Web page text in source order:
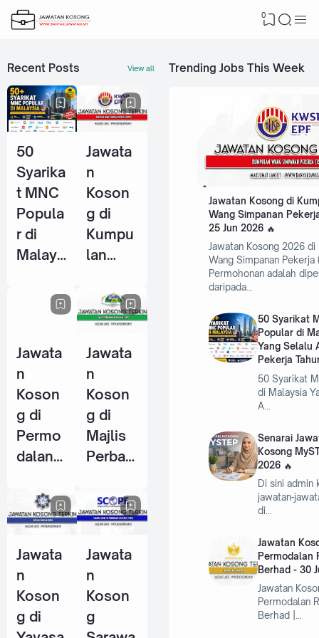
0
Recent Posts View all
50
Syarika
t MNC
Popula
r di
Malays
Selalu
Ambil
Tahun
2026
Jawata
n
Koson
g di
Kumpu
lan
Simpan
an
(KWSP)
- 25
Jun
2026
Jawata
n
Koson
g di
Permo
dalan
Berhad
- 30
2026
Jawata
n
Koson
g di
Majlis
Perban
Kemam
an
4 Jun
2026
Jawata
n
Koson
g di
Jawata
n
Koson
g
Trending Jobs This Week
Jawatan Kosong di
Wang Simpanan
25 Jun 2026
Jawatan Kosong 2026 di
Wang Simpanan Pekerja
Permohonan adalah
daripada…
50 Syarikat
Popular di
Yang Selalu
Pekerja
50 Syarikat
di Malaysia
A…
Senarai
Kosong
2026
Di sini admin
jawatan-
di…
Jawatan
Permodalan
Berhad - 30
Jawatan
Permodalan